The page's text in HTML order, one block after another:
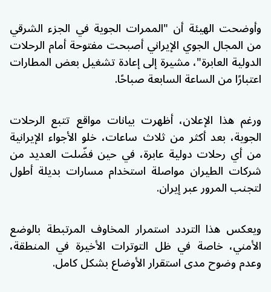
وأوضحت الهيئة أن "الممرات الجوية في الجزء الشرقي
من المجال الجوي الإيراني أصبحت مفتوحة أمام الرحلات
الدولية العابرة"، مشيرة إلى إعادة تشغيل بعض المطارات
اعتبارًا من الساعة السابعة صباحًا.
ورغم هذا الإعلان، أظهرت بيانات مواقع تتبع الرحلات
الجوية، بعد أكثر من ثلاث ساعات، خلو الأجواء الإيرانية
من أي رحلات دولية عابرة، في حين فضّلت العديد من
شركات الطيران مواصلة استخدام مسارات بديلة أطول
لتجنب المرور عبرإيران.
ويعكس هذا التردد استمرار المخاوف المرتبطة بالوضع
الأمني، خاصة في ظل التوترات الأخيرة في المنطقة،
وعدم وضوح مدى استقرار الأوضاع بشكل كامل.